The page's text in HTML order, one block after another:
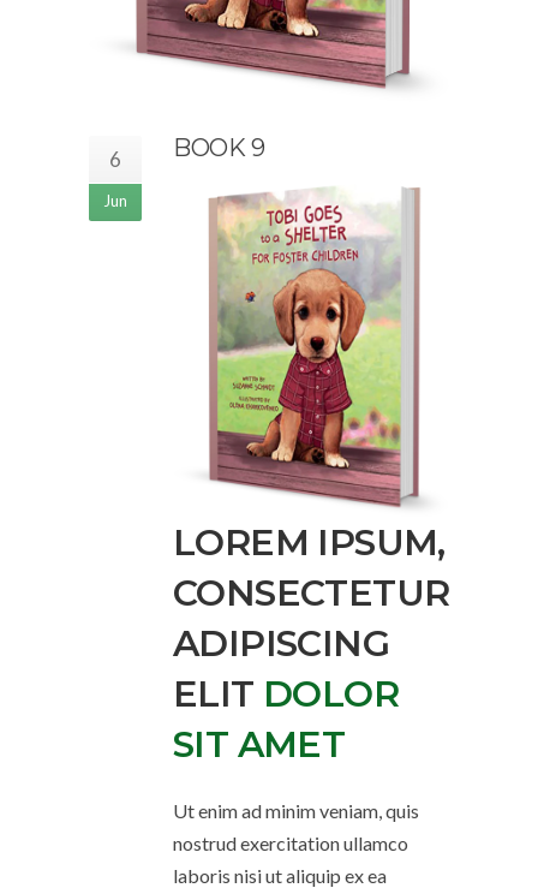
6
Jun
BOOK 9
LOREM IPSUM,
CONSECTETUR
ADIPISCING
ELIT DOLOR
SIT AMET
Ut enim ad minim veniam, quis
nostrud exercitation ullamco
laboris nisi ut aliquip ex ea